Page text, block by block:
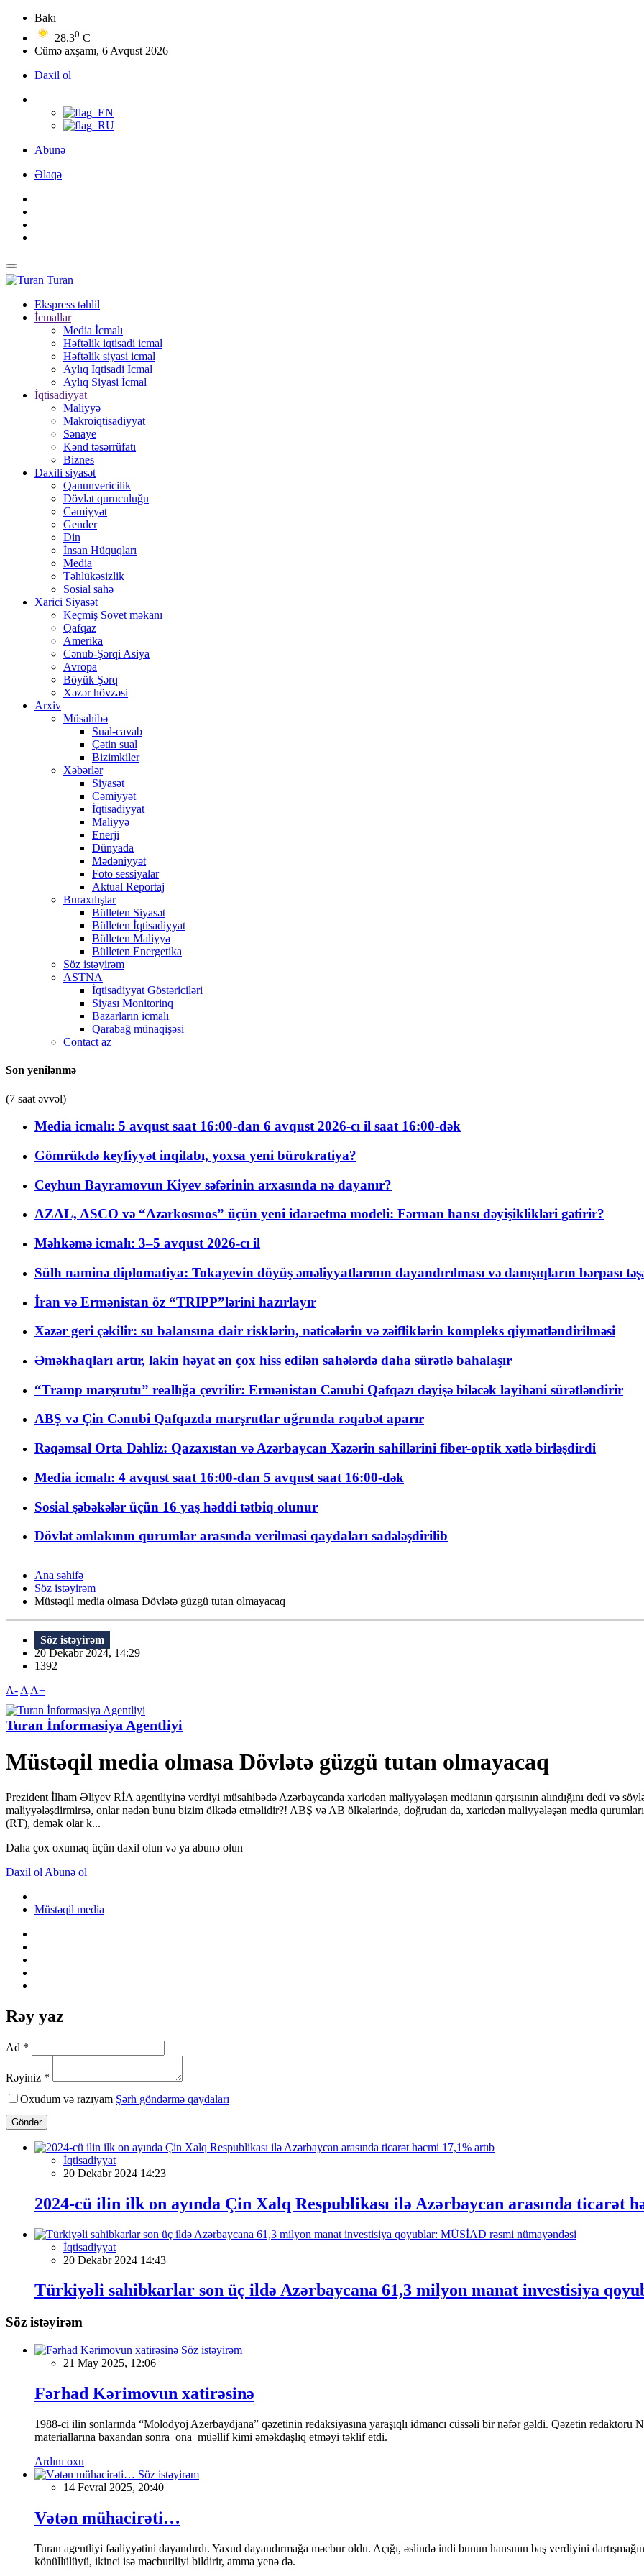
Bakı
28.30 C
Cümə axşamı, 6 Avqust 2026
Daxil ol
Abunə
Əlaqə
Turan
Ekspress təhlil
İcmallar
Media İcmalı
Həftəlik iqtisadi icmal
Həftəlik siyasi icmal
Aylıq İqtisadi İcmal
Aylıq Siyasi İcmal
İqtisadiyyat
Maliyyə
Makroiqtisadiyyat
Sənaye
Kənd təsərrüfatı
Biznes
Daxili siyasət
Qanunvericilik
Dövlət quruculuğu
Cəmiyyət
Gender
Din
İnsan Hüquqları
Media
Təhlükəsizlik
Sosial sahə
Xarici Siyasət
Keçmiş Sovet məkanı
Qafqaz
Amerika
Cənub-Şərqi Asiya
Avropa
Böyük Şərq
Xəzər hövzəsi
Arxiv
Müsahibə
Sual-cavab
Çətin sual
Bizimkiler
Xəbərlər
Siyasət
Cəmiyyət
İqtisadiyyat
Maliyyə
Enerji
Dünyada
Mədəniyyət
Foto sessiyalar
Aktual Reportaj
Buraxılışlar
Bülleten Siyasət
Bülleten İqtisadiyyat
Bülleten Maliyyə
Bülleten Energetika
Söz istəyirəm
ASTNA
İqtisadiyyat Göstəriciləri
Siyası Monitorinq
Bazarların icmalı
Qarabağ münaqişəsi
Contact az
Son yenilənmə
(7 saat əvvəl)
Media icmalı: 5 avqust saat 16:00-dan 6 avqust 2026-cı il saat 16:00-dək
Gömrükdə keyfiyyət inqilabı, yoxsa yeni bürokratiya?
Ceyhun Bayramovun Kiyev səfərinin arxasında nə dayanır?
AZAL, ASCO və “Azərkosmos” üçün yeni idarəetmə modeli: Fərman hansı dəyişiklikləri gətirir?
Məhkəmə icmalı: 3–5 avqust 2026-cı il
Sülh naminə diplomatiya: Tokayevin döyüş əməliyyatlarının dayandırılması və danışıqların bərpası
İran və Ermənistan öz “TRIPP”lərini hazırlayır
Xəzər geri çəkilir: su balansına dair risklərin, nəticələrin və zəifliklərin kompleks qiymətləndirilməsi
Əməkhaqları artır, lakin həyat ən çox hiss edilən sahələrdə daha sürətlə bahalaşır
“Tramp marşrutu” reallığa çevrilir: Ermənistan Cənubi Qafqazı dəyişə biləcək layihəni sürətləndirir
ABŞ və Çin Cənubi Qafqazda marşrutlar uğrunda rəqabət aparır
Rəqəmsal Orta Dəhliz: Qazaxıstan və Azərbaycan Xəzərin sahillərini fiber-optik xətlə birləşdirdi
Media icmalı: 4 avqust saat 16:00-dan 5 avqust saat 16:00-dək
Sosial şəbəkələr üçün 16 yaş həddi tətbiq olunur
Dövlət əmlakının qurumlar arasında verilməsi qaydaları sadələşdirilib
Ana səhifə
Söz istəyirəm
Müstəqil media olmasa Dövlətə güzgü tutan olmayacaq
Söz istəyirəm
20 Dekabr 2024, 14:29
1392
A- A A+
Turan İnformasiya Agentliyi
Müstəqil media olmasa Dövlətə güzgü tutan olmayacaq
Prezident İlham Əliyev RİA agentliyinə verdiyi müsahibədə Azərbaycanda xaricdən maliyyələşən medianın qarşısının alındığını dedi və
maliyyələşdirmirsə, onlar nədən bunu bizim ölkədə etməlidir?! ABŞ və AB ölkələrində, doğrudan da, xaricdən maliyyələşən media
(RT), demək olar k...
Daha çox oxumaq üçün daxil olun və ya abunə olun
Daxil ol Abunə ol
Müstəqil media
Rəy yaz
Ad *
Rəyiniz *
Oxudum və razıyam Şərh göndərmə qaydaları
Göndər
İqtisadiyyat
20 Dekabr 2024 14:23
2024-cü ilin ilk on ayında Çin Xalq Respublikası ilə Azərbaycan arasında ticarət
İqtisadiyyat
20 Dekabr 2024 14:43
Türkiyəli sahibkarlar son üç ildə Azərbaycana 61,3 milyon manat investisiya
Söz istəyirəm
Söz istəyirəm
21 May 2025, 12:06
Fərhad Kərimovun xatirəsinə
1988-ci ilin sonlarında “Molodyoj Azerbaydjana” qəzetinin redaksiyasına yaraşıqlı idmancı cüssəli bir nəfər gəldi. Qəzetin
materiallarına baxandan sonra ona müəllif kimi əməkdaşlıq etməyi təklif etdi.
Ardını oxu
Söz istəyirəm
14 Fevral 2025, 20:40
Vətən mühacirəti…
Turan agentliyi fəaliyyətini dayandırdı. Yaxud dayandırmağa məcbur oldu. Açığı, əslində indi bunun hansının baş verdiyini
könüllülüyü, ikinci isə məcburiliyi bildirir, amma yenə də.